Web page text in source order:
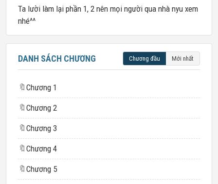
Ta lười làm lại phần 1, 2 nên mọi người qua nhà nyu xem
nhé^^
DANH SÁCH CHƯƠNG Chương đầu Mới nhất
🔖 Chương 1
🔖 Chương 2
🔖 Chương 3
🔖 Chương 4
🔖 Chương 5